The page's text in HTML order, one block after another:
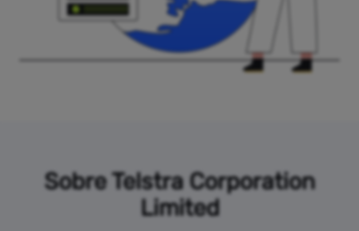
Sobre Telstra Corporation
Limited